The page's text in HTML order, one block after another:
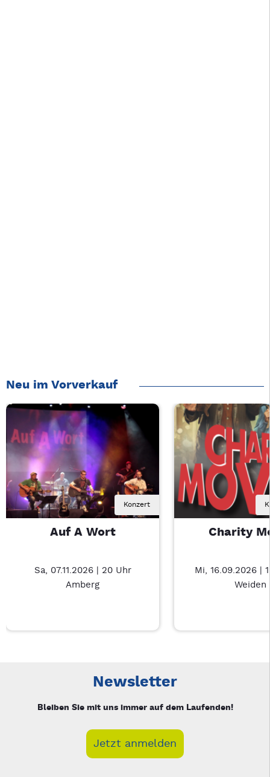
Neu im Vorverkauf
Konzert
Auf A Wort
Sa, 07.11.2026 | 20 Uhr
Amberg
Charity
Mi, 16.09.2026 |
Weiden
Newsletter
Bleiben Sie mit uns immer auf dem Laufenden!
Jetzt anmelden